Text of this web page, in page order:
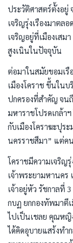
ประวัติศาสตร์ตั้งอยู่
เจริญรุ่งเรืองมาตล
เจริญอยู่ที่เมืองเสม
สูงเนินในปัจจุบัน
ต่อมาในสมัยขอมเรื
เมืองโคราช ขึ้นในบ
ปกครองที่สำคัญ จน
มหาราชโปรดเกล้า
กับเมืองโคราฆะปุร
นครราชสีมา” แต่ค
โคราชมีความเจริญ
เจ้าพระยามหานคร
เจ้าอยู่หัว รัชกาลที่
กบฏ ยกกองทัพมาตี
ไปเป็นเชลย คุณหญิ
ได้คิดอุบายแสร้งทำ